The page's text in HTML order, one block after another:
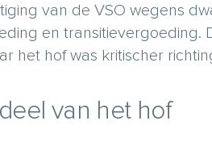
van de VSO wegens
en transitievergoeding.
het hof was kritischer
van het hof